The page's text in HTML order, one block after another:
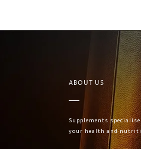
ABOUT US
Supplements
your health and